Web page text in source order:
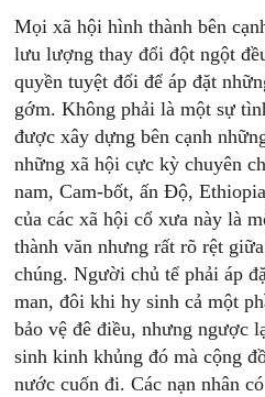
Mọi xã hội hình thành bên
lưu lượng thay đổi đột ngột
quyền tuyệt đối để áp đặt
gớm. Không phải là một sự
được xây dựng bên cạnh
những xã hội cực kỳ chuyên
nam, Cam-bốt, ấn Độ,
của các xã hội cổ xưa này là
thành văn nhưng rất rõ rệt
chúng. Người chủ tể phải áp
man, đôi khi hy sinh cả một
bảo vệ đê điều, nhưng ngược
sinh kinh khủng đó mà cộng
nước cuốn đi. Các nạn nhân